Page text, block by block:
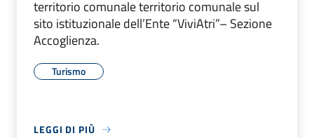
territorio comunale territorio comunale sul
sito istituzionale dell’Ente “ViviAtri”– Sezione
Accoglienza.
Turismo
LEGGI DI PIÙ